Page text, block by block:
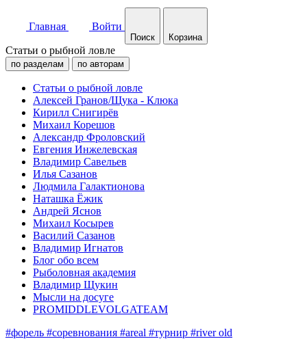
Главная Войти
Поиск Корзина
Статьи о рыбной ловле
по разделам по авторам
Статьи о рыбной ловле
Алексей Гранов/Щука - Клюка
Кирилл Снигирёв
Михаил Корешов
Александр Фроловский
Евгения Инжелевская
Владимир Савельев
Илья Сазанов
Людмила Галактионова
Наташка Ёжик
Андрей Яснов
Михаил Косырев
Василий Сазанов
Владимир Игнатов
Блог обо всем
Рыболовная академия
Владимир Щукин
Мысли на досуге
PROMIDDLEVOLGATEAM
#форель #соревнования #areal #турнир #river old